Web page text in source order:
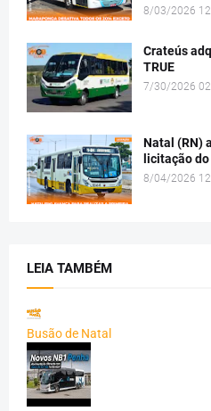
8/03/2026
Crateús
TRUE
7/30/2026
Natal (RN)
licitação
8/04/2026
LEIA TAMBÉM
Busão de Natal